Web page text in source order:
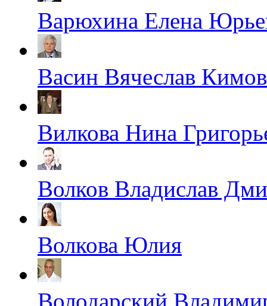
Варюхина Елена
Васин Вячеслав
Вилкова Нина
Волков Владислав
Волкова Юлия
Володарский